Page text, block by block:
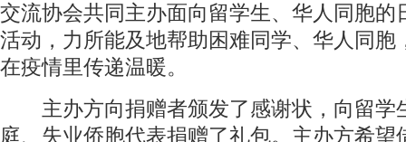
交流协会共同主办面向留学生、华人同胞的
活动，力所能及地帮助困难同学、华人同胞
在疫情里传递温暖。
主办方向捐赠者颁发了感谢状，向留学
庭、失业侨胞代表捐赠了礼包。主办方希望